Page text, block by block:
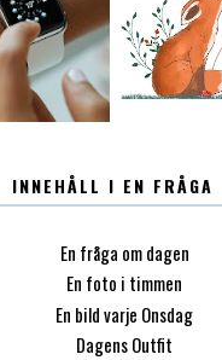
12.30 LUGN
INNEHÅLL I EN FRÅGA
En fråga om dagen
En foto i timmen
En bild varje Onsdag
Dagens Outfit